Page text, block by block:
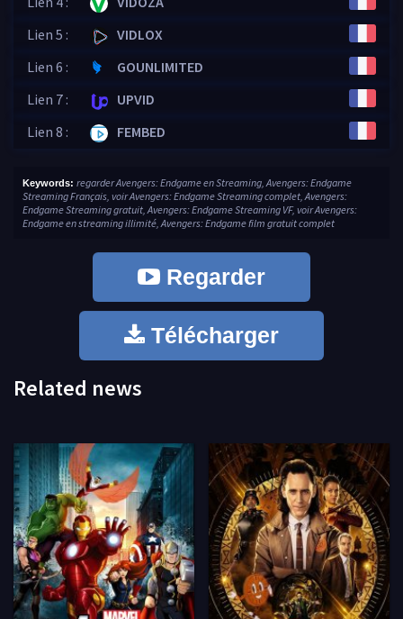
Lien 5 :
VIDLOX
Lien 6 :
GOUNLIMITED
Lien 7 :
UPVID
Lien 8 :
FEMBED
Keywords: regarder Avengers: Endgame en Streaming, Avengers: Endgame
Streaming Français, voir Avengers: Endgame Streaming complet, Avengers:
Endgame Streaming gratuit, Avengers: Endgame Streaming VF, voir Avengers:
Endgame en streaming illimité, Avengers: Endgame film gratuit complet
Regarder
Télécharger
Related news